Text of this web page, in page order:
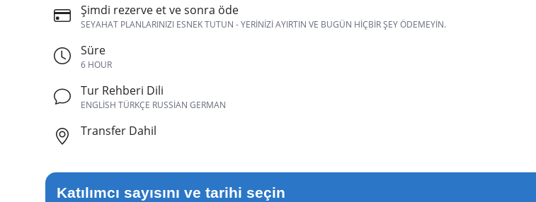
Şimdi rezerve et ve sonra öde
SEYAHAT PLANLARINIZI ESNEK TUTUN - YERINIZI AYIRTIN VE BUGÜN HIÇBIR ŞEY ÖDEMEYIN.
Süre
6 HOUR
Tur Rehberi Dili
ENGLISH TÜRKÇE RUSSIAN GERMAN
Transfer Dahil
Katılımcı sayısını ve tarihi seçin